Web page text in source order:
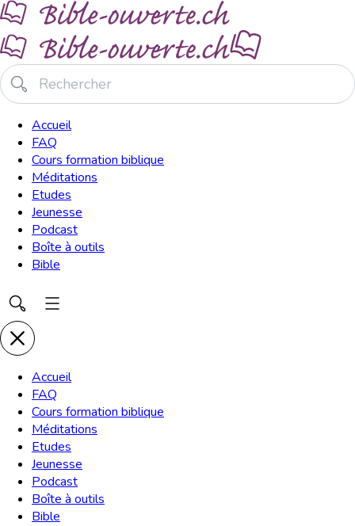
Accueil
FAQ
Cours formation biblique
Méditations
Etudes
Jeunesse
Podcast
Boîte à outils
Bible
Accueil
FAQ
Cours formation biblique
Méditations
Etudes
Jeunesse
Podcast
Boîte à outils
Bible